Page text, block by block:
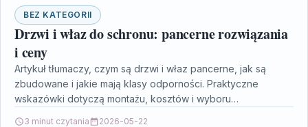
BEZ KATEGORII
Drzwi i właz do schronu: pancerne rozwiązania
i ceny
Artykuł tłumaczy, czym są drzwi i właz pancerne, jak są
zbudowane i jakie mają klasy odporności. Praktyczne
wskazówki dotyczą montażu, kosztów i wyboru
3 minut czytania 2026-05-22